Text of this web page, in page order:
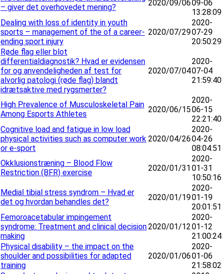
– giver det overhovedet mening?
2020/09/0609-06
13:28:09
Dealing with loss of identity in youth
sports – management of the of a career-
ending sport injury
2020/07/29
2020-
07-29
20:50:29
Røde flag eller blot
differentialdiagnostik? Hvad er evidensen
for og anvendeligheden af test for
alvorlig patologi (røde flag) blandt
idrætsaktive med rygsmerter?
2020/07/04
2020-
07-04
21:59:40
High Prevalence of Musculoskeletal Pain
Among Esports Athletes
2020/06/15
2020-
06-15
22:21:40
Cognitive load and fatigue in low load
physical activities such as computer work
or e-sport
2020/04/26
2020-
04-26
08:04:51
Okklusionstræning – Blood Flow
Restriction (BFR) exercise
2020/01/31
2020-
01-31
10:50:16
Medial tibial stress syndrom – Hvad er
det og hvordan behandles det?
2020/01/19
2020-
01-19
20:01:51
Femoroacetabular impingement
syndrome: Treatment and clinical decision
making
2020/01/12
2020-
01-12
21:00:24
Physical disability – the impact on the
shoulder and possibilities for adapted
training
2020/01/06
2020-
01-06
21:58:02